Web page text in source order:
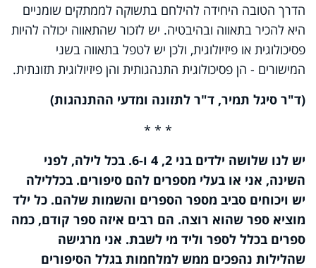
הדרך הטובה היחידה להילחם בתשוקה לממתקים שומניים
היא להכיר בתאווה ובהיבטיה. יש לזכור שהתאווה יכולה להיות
פסיכולוגית או פיזיולוגית, ולכן יש לטפל בתאווה בשני
המישורים - הן פסיכולוגית התנהגותית והן פיזיולוגית תזונתית.
(ד"ר סיגל תמיר, ד"ר לתזונה ומדעי ההתנהגות)
* * *
יש לנו שלושה ילדים בני 2, 4 ו-6. בכל לילה, לפני
השינה, אני או בעלי מספרים להם סיפורים. בכללילה
יש ויכוחים סביב מספר הספרים והשמות שלהם. כל ילד
מוציא ספר שהוא רוצה. הם רבים איזה ספר קודם, כמה
ספרים בכלל לספר וליד מי לשבת. אני מרגישה
שהלילות נהפכים ממש למלחמות בגלל הסיפורים